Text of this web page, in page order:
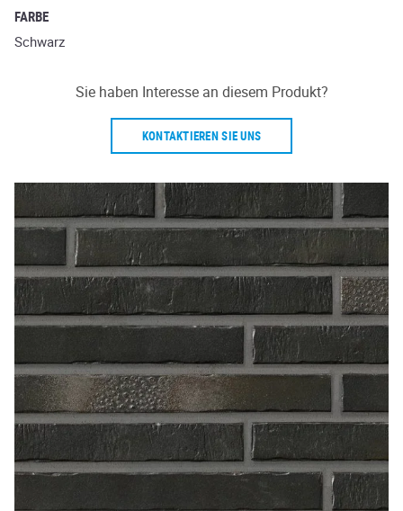
FARBE
Schwarz
Sie haben Interesse an diesem Produkt?
KONTAKTIEREN SIE UNS